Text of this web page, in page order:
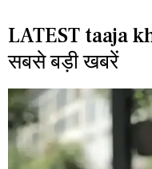
LATEST taaja
सबसे बड़ी खबरें